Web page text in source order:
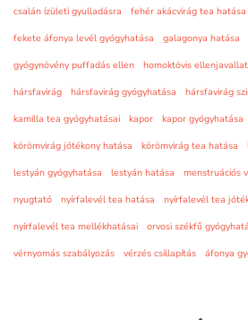
csalán ízületi gyulladásra
fehér akácvirág tea hatása
fekete áfonya levél gyógyhatása
galagonya hatása
gyógynövény puffadás ellen
homoktövis ellenjavallat
hársfavirág
hársfavirág gyógyhatása hársfavirág
kamilla tea gyógyhatásai
kapor kapor gyógyhatása
körömvirág jótékony hatása
körömvirág tea hatása
lestyán gyógyhatása
lestyán hatása menstruációs
nyugtató
nyírfalevél tea hatása
nyírfalevél tea
nyírfalevél tea mellékhatásai
orvosi székfű
vérnyomás szabályozás
vérzés csillapítás áfonya